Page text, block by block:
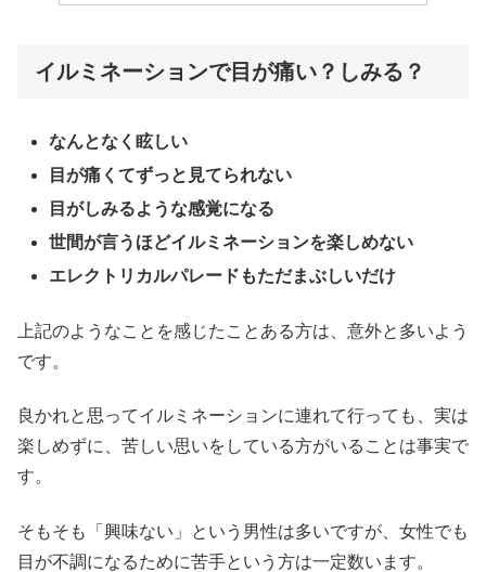
イルミネーションで目が痛い？しみる？
なんとなく眩しい
目が痛くてずっと見てられない
目がしみるような感覚になる
世間が言うほどイルミネーションを楽しめない
エレクトリカルパレードもただまぶしいだけ
上記のようなことを感じたことある方は、意外と多いよう
です。
良かれと思ってイルミネーションに連れて行っても、実は
楽しめずに、苦しい思いをしている方がいることは事実で
す。
そもそも「興味ない」という男性は多いですが、女性でも
目が不調になるために苦手という方は一定数います。